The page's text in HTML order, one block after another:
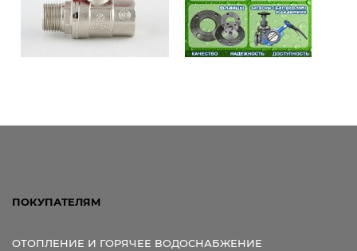
ПОКУПАТЕЛЯМ
ОТОПЛЕНИЕ И ГОРЯЧЕЕ ВОДОСНАБЖЕНИЕ